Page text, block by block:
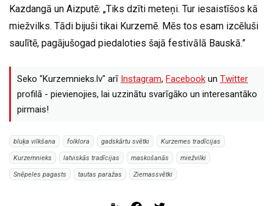
Kazdangā un Aizputē: „Tiks dzīti meteņi. Tur iesaistīšos kā
miežvilks. Tādi bijuši tikai Kurzemē. Mēs tos esam izcēluši
saulītē, pagājušogad piedaloties šajā festivālā Bauskā.”
Seko "Kurzemnieks.lv" arī Instagram, Facebook un Twitter
profilā - pievienojies, lai uzzinātu svarīgāko un interesantāko
pirmais!
bluķa vilkšana folklora gadskārtu svētki Kurzemes tradīcijas
Kurzemnieks latviskās tradīcijas maskošanās miežvilki
Snēpeles pagasts tautas paražas Ziemassvētki